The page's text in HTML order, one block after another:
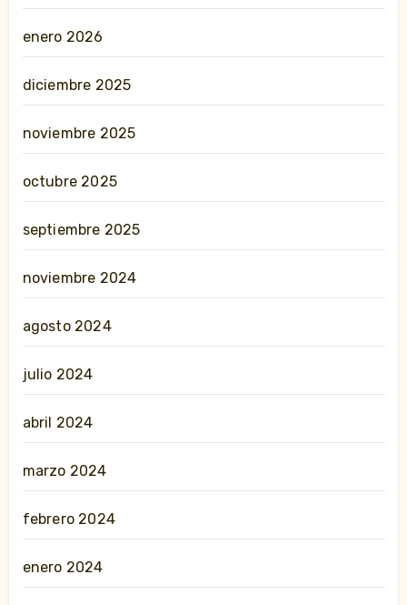
enero 2026
diciembre 2025
noviembre 2025
octubre 2025
septiembre 2025
noviembre 2024
agosto 2024
julio 2024
abril 2024
marzo 2024
febrero 2024
enero 2024